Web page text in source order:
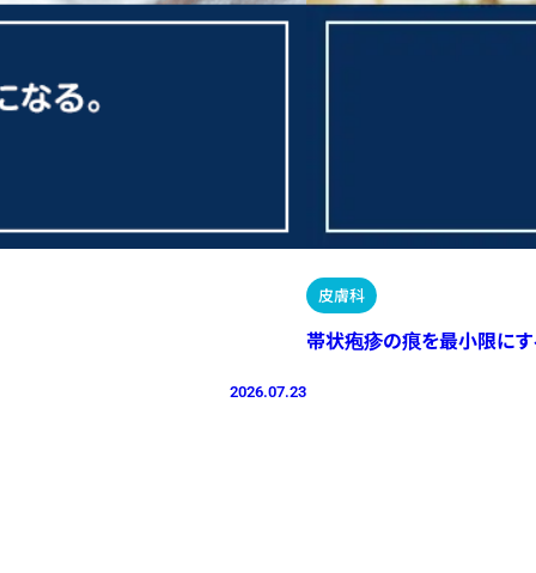
2026.07.23
皮膚科
帯状疱疹の痕を最小限にす